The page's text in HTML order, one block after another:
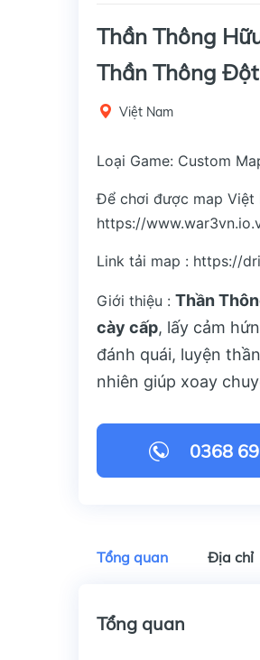
Thần Thông
Thần Thông
Việt Nam
Loại Game: Custom
Để chơi được map Việt
https://
Link tải map : https://
Giới thiệu : Thần
cày cấp, lấy cảm
đánh quái, luyện
nhiên giúp xoay
0368
Tổng quan Địa chỉ
Tổng quan